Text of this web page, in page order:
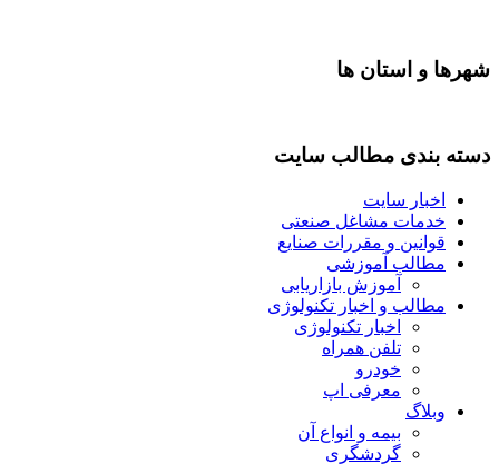
شهرها و استان ها
دسته بندی مطالب سایت
اخبار سایت
خدمات مشاغل صنعتی
قوانین و مقررات صنایع
مطالب آموزشی
آموزش بازاریابی
مطالب و اخبار تکنولوژی
اخبار تکنولوژی
تلفن همراه
خودرو
معرفی اپ
وبلاگ
بیمه و انواع آن
گردشگری